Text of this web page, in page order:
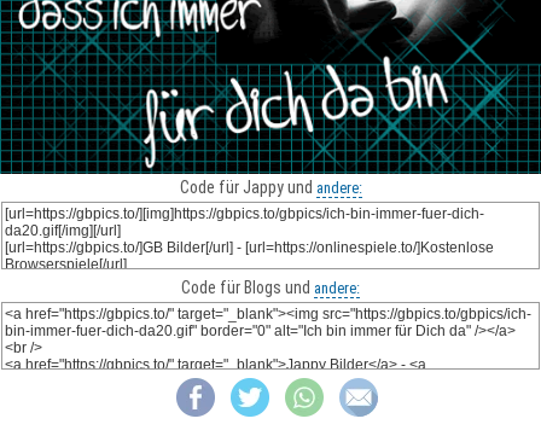
Code für Jappy und andere:
Code für Blogs und andere: